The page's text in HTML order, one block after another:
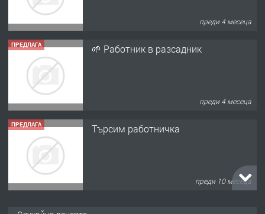
преди 4 месеца
ПРЕДЛАГА 🌱 Работник в разсадник
преди 4 месеца
ПРЕДЛАГА Търсим работничка
преди 10 месеца